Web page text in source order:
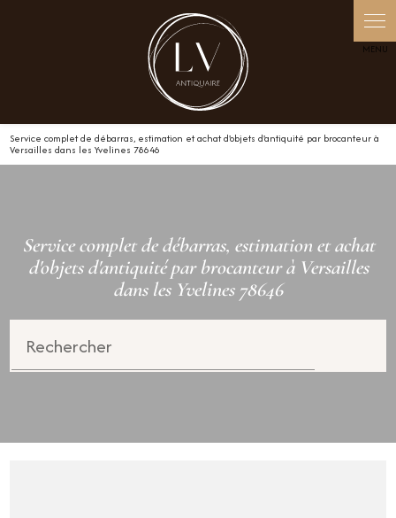
Service complet de débarras, estimation et achat d'objets d'antiquité par brocanteur à
Versailles dans les Yvelines 78646
Service complet de débarras, estimation et achat
d'objets d'antiquité par brocanteur à Versailles
dans les Yvelines 78646
Rechercher